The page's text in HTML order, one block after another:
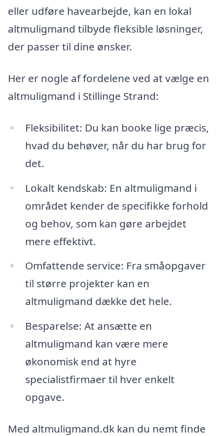
eller udføre havearbejde, kan en lokal
altmuligmand tilbyde fleksible løsninger,
der passer til dine ønsker.
Her er nogle af fordelene ved at vælge en
altmuligmand i Stillinge Strand:
Fleksibilitet: Du kan booke lige præcis,
hvad du behøver, når du har brug for
det.
Lokalt kendskab: En altmuligmand i
området kender de specifikke forhold
og behov, som kan gøre arbejdet
mere effektivt.
Omfattende service: Fra småopgaver
til større projekter kan en
altmuligmand dække det hele.
Besparelse: At ansætte en
altmuligmand kan være mere
økonomisk end at hyre
specialistfirmaer til hver enkelt
opgave.
Med altmuligmand.dk kan du nemt finde